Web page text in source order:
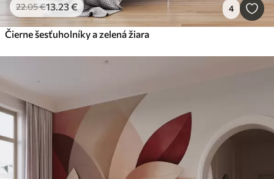
22.05€13.23€ 4
Čierne šesťuholníky a zelená žiara